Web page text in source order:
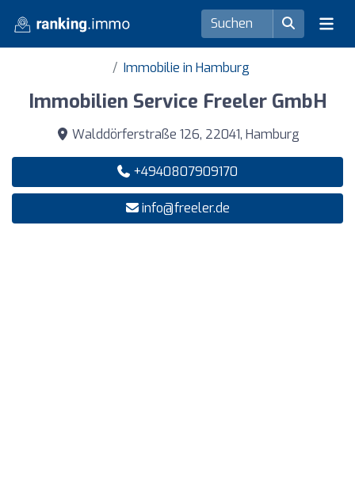
Immobilie in Hamburg
Immobilien Service Freeler GmbH
Walddörferstraße 126, 22041, Hamburg
+4940807909170
info@freeler.de